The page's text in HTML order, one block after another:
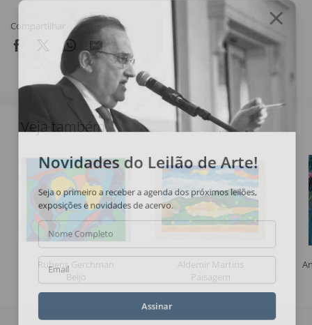
Compartilhar
Veja também
Rubens Gerchman
Beijo
Aldemir Martins
Paisagem
Novidades do Leilão de Arte!
Seja o primeiro a receber a agenda dos próximos leilões,
exposições e novidades de acervo.
Nome Completo
Email
Assinar